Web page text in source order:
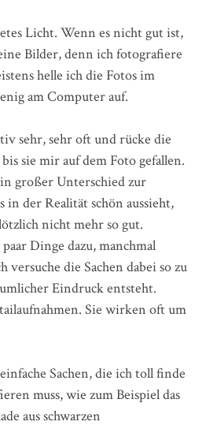
Licht. Wenn es nicht gut ist,
Bilder, denn ich fotografiere
helle ich die Fotos im
am Computer auf.
sehr, sehr oft und rücke die
sie mir auf dem Foto gefallen.
großer Unterschied zur
der Realität schön aussieht,
nicht mehr so gut.
Dinge dazu, manchmal
versuche die Sachen dabei so zu
Eindruck entsteht.
Sie wirken oft um
Sachen, die ich toll finde
muss, wie zum Beispiel das
aus schwarzen